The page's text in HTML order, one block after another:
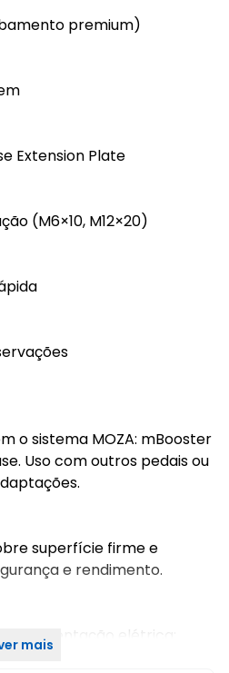
premium)
Extension Plate
(M6×10, M12×20)
o sistema MOZA: mBooster
Uso com outros pedais ou
superfície firme e
e rendimento.
alimentação elétrica:
mais